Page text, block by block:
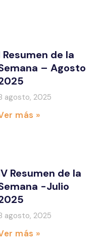
Resumen de la
– Agosto
agosto, 2025
más »
Resumen de la
-Julio
agosto, 2025
más »